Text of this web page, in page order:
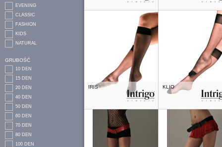
EVENING
CLASSIC
FASHION
KIDS
NATURAL
GRUBOŚĆ
10 DEN
15 DEN
20 DEN
40 DEN
50 DEN
60 DEN
70 DEN
80 DEN
100 DEN
IRIS KLIO